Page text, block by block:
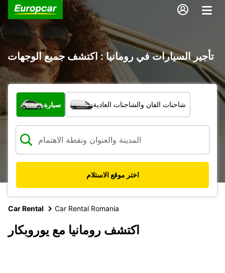
تأجير السيارات في رومانيا : اكتشف جميع الوجهات
ما نوع المركبة؟
سيارة شاحنات الفان والشاحنات العادية
اختر موقع الاستلام
Car Rental Car Rental Romania
اكتشف رومانيا مع يوروبكار